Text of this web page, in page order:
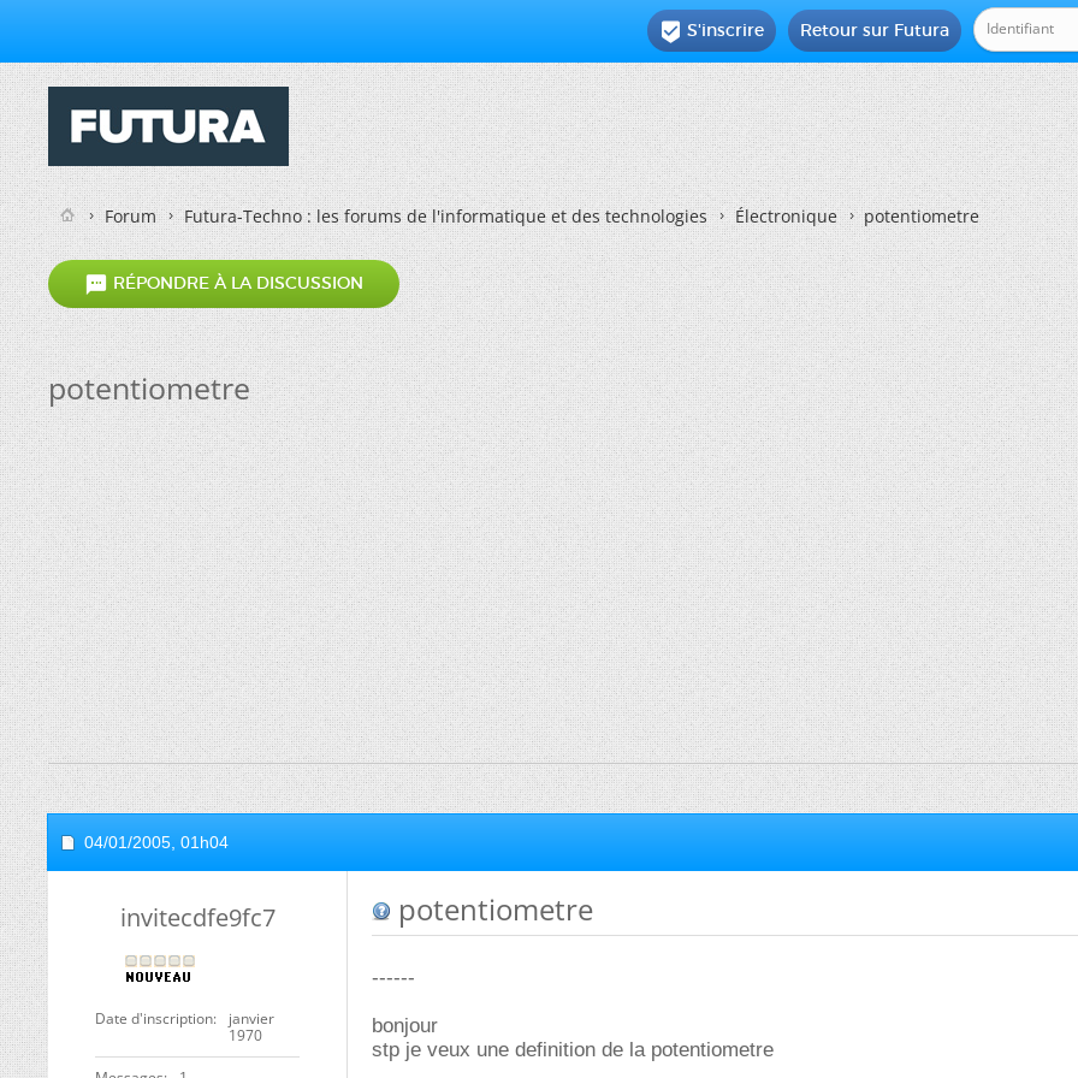
Retour sur Futura
 S'inscrire
Forum Futura-Techno : les forums de l'informatique et des technologies Électronique potentiometre
 RÉPONDRE À LA DISCUSSION
potentiometre
04/01/2005, 01h04
invitecdfe9fc7
Date d'inscription
janvier
1970
potentiometre
------
bonjour
stp je veux une definition de la potentiometre